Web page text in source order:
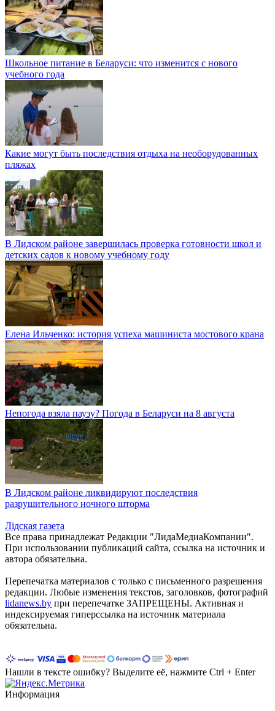
Школьное питание в Беларуси: что изменится с нового
учебного года
Какие могут быть последствия отдыха на необорудованных
пляжах
В Лидском районе завершилась проверка готовности школ и
детских садов к новому учебному году
Елена Ильченко: история успеха машиниста мостового крана
Непогода взяла паузу? Погода в Беларуси на 8 августа
В Лидском районе ликвидируют последствия
разрушительного ночного шторма
Лiдская газета
Все права принадлежат Редакции "ЛидаМедиаКомпании".
При использовании публикаций сайта, ссылка на источник и
автора обязательна.
Перепечатка материалов c только с письменного разрешения
редакции. Любые изменения текстов, заголовков, фотографий
lidanews.by при перепечатке ЗАПРЕЩЕНЫ. Активная и
индексируемая гиперссылка на источник материала
обязательна.
Нашли в тексте ошибку? Выделите её, нажмите Ctrl + Enter
Информация